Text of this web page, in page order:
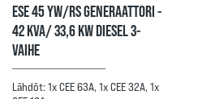
ESE 45 YW/RS GENERAATTORI -
42 KVA/ 33,6 KW DIESEL 3-
VAIHE
Lähdöt: 1x CEE 63A, 1x CEE 32A, 1x